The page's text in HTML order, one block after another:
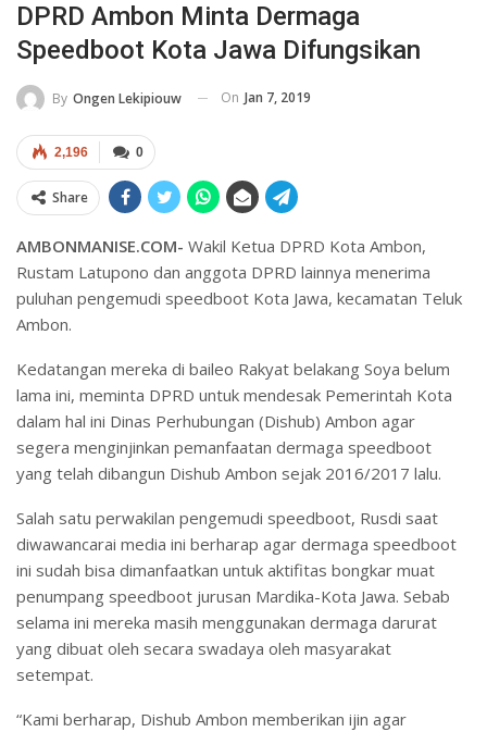
DPRD Ambon Minta Dermaga
Speedboot Kota Jawa Difungsikan
By Ongen Lekipiouw On Jan 7, 2019
0
2,196
Share
AMBONMANISE.COM- Wakil Ketua DPRD Kota Ambon,
Rustam Latupono dan anggota DPRD lainnya menerima
puluhan pengemudi speedboot Kota Jawa, kecamatan Teluk
Ambon.
Kedatangan mereka di baileo Rakyat belakang Soya belum
lama ini, meminta DPRD untuk mendesak Pemerintah Kota
dalam hal ini Dinas Perhubungan (Dishub) Ambon agar
segera menginjinkan pemanfaatan dermaga speedboot
yang telah dibangun Dishub Ambon sejak 2016/2017 lalu.
Salah satu perwakilan pengemudi speedboot, Rusdi saat
diwawancarai media ini berharap agar dermaga speedboot
ini sudah bisa dimanfaatkan untuk aktifitas bongkar muat
penumpang speedboot jurusan Mardika-Kota Jawa. Sebab
selama ini mereka masih menggunakan dermaga darurat
yang dibuat oleh secara swadaya oleh masyarakat
setempat.
“Kami berharap, Dishub Ambon memberikan ijin agar